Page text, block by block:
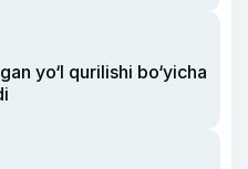
yo‘l qurilishi bo‘yicha